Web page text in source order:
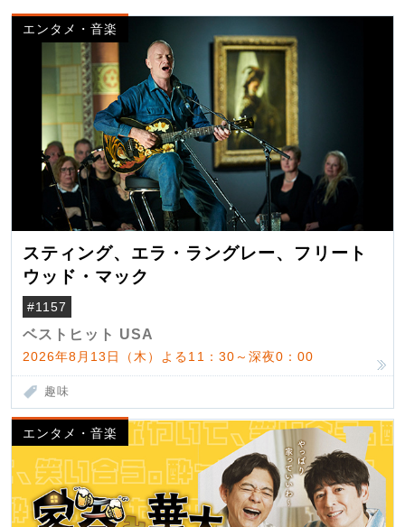
エンタメ・音楽
スティング、エラ・ラングレー、フリート
ウッド・マック
#1157
ベストヒット USA
2026年8月13日（木）よる11：30～深夜0：00
趣味
エンタメ・音楽